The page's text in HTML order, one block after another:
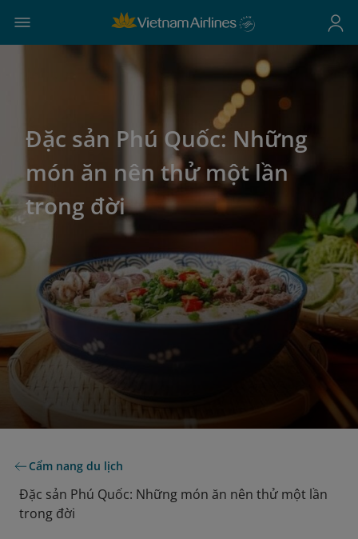
Đặc sản Phú Quốc: Những
món ăn nên thử một lần
trong đời
Cẩm nang du lịch
Đặc sản Phú Quốc: Những món ăn nên thử một lần
trong đời